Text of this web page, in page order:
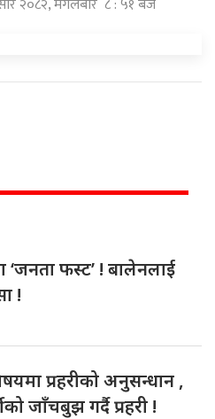
२०८२, मंगलबार ८ : ५१ बजे
‘जनता फस्ट’ ! बालेनलाई
!
प्रहरीको अनुसन्धान ,
जाँचबुझ गर्दै प्रहरी !